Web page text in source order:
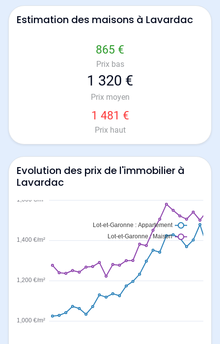
Estimation des maisons à Lavardac
865 €
Prix bas
1 320 €
Prix moyen
1 481 €
Prix haut
Evolution des prix de l'immobilier à
Lavardac